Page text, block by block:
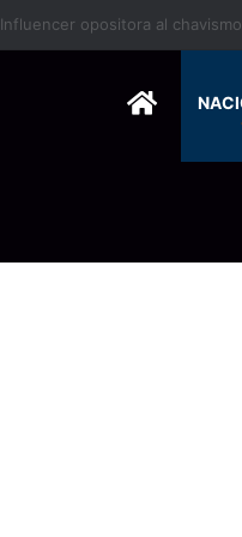
Industria plástica se suma a la
HOME